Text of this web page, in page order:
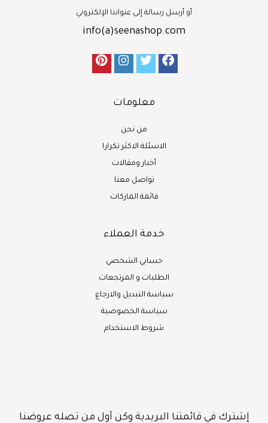
أو أرسل رسالة إلى عنواننا الإلكتروني
info(a)seenashop.com
معلومات
من نحن
الاسئلة الاكثر تكرارا
أخبار ومقالات
تواصل معنا
قائمة الماركات
خدمة العملاء
حسابي الشخصي
الطلبات و المرتجعات
سياسة التبديل والارجاع
سياسة الخصوصية
شروط الاستخدام
إشترك في قائمتنا البريدية وكن أول من تصله عروضنا